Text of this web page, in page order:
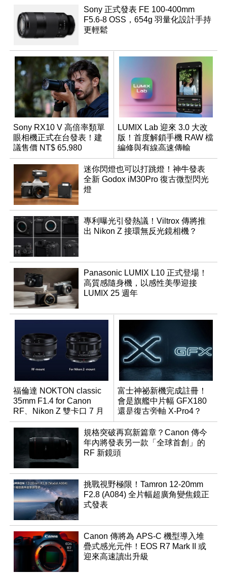
Sony 正式發表 FE 100-400mm
F5.6-8 OSS，654g 羽量化設計手持
更輕鬆
Sony RX10 V 高倍率類單
眼相機正式在台發表！建
議售價 NT$ 65,980
LUMIX Lab 迎來 3.0 大改
版！首度解鎖手機 RAW 檔
編修與有線高速傳輸
迷你閃燈也可以打跳燈！神牛發表
全新 Godox iM30Pro 復古微型閃光
燈
專利曝光引發熱議！Viltrox 傳將推
出 Nikon Z 接環無反光鏡相機？
Panasonic LUMIX L10 正式登場！
高質感隨身機，以感性美學迎接
LUMIX 25 週年
福倫達 NOKTON classic
35mm F1.4 for Canon
RF、Nikon Z 雙卡口 7 月
同步登台
富士神祕新機完成註冊！
會是旗艦中片幅 GFX180
還是復古旁軸 X-Pro4？
規格突破再寫新篇章？Canon 傳今
年內將發表另一款「全球首創」的
RF 新鏡頭
挑戰視野極限！Tamron 12-20mm
F2.8 (A084) 全片幅超廣角變焦鏡正
式發表
Canon 傳將為 APS-C 機型導入堆
疊式感光元件！EOS R7 Mark II 或
迎來高速讀出升級